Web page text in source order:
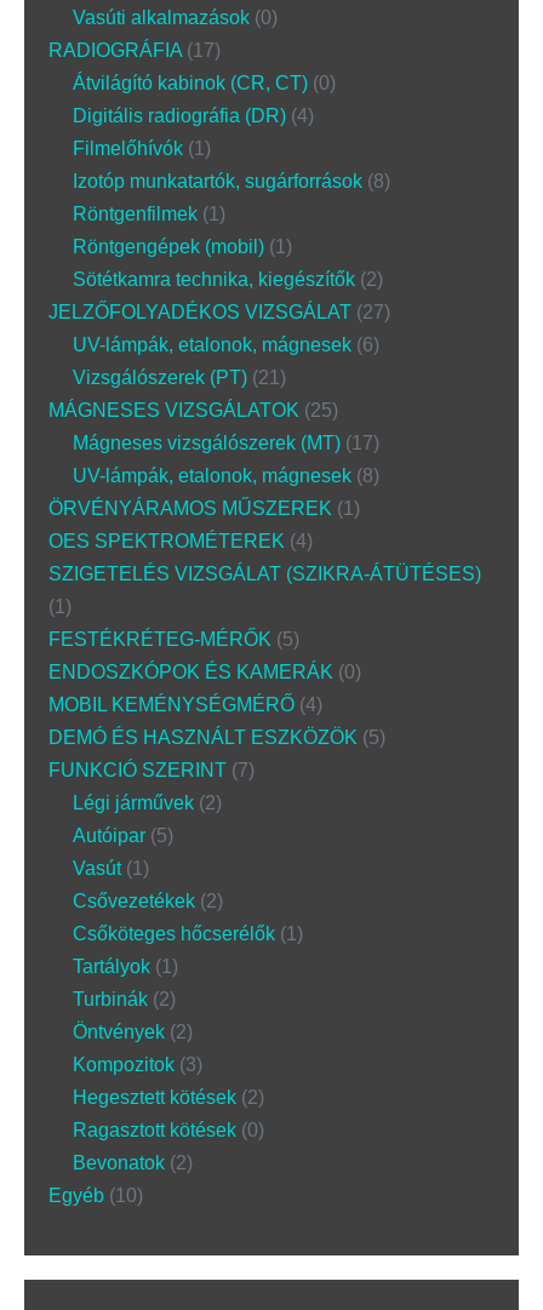
Vasúti alkalmazások 0
RADIOGRÁFIA 17
Átvilágító kabinok (CR, CT) 0
Digitális radiográfia (DR) 4
Filmelőhívók 1
Izotóp munkatartók, sugárforrások 8
Röntgenfilmek 1
Röntgengépek (mobil) 1
Sötétkamra technika, kiegészítők 2
JELZŐFOLYADÉKOS VIZSGÁLAT 27
UV-lámpák, etalonok, mágnesek 6
Vizsgálószerek (PT) 21
MÁGNESES VIZSGÁLATOK
25
Mágneses vizsgálószerek (MT) 17
UV-lámpák, etalonok, mágnesek 8
ÖRVÉNYÁRAMOS MŰSZEREK
1
OES SPEKTROMÉTEREK 4
SZIGETELÉS VIZSGÁLAT (SZIKRA-ÁTÜTÉSES)
1
FESTÉKRÉTEG-MÉRŐK
5
ENDOSZKÓPOK ÉS KAMERÁK
0
MOBIL KEMÉNYSÉGMÉRŐ 4
DEMÓ ÉS HASZNÁLT ESZKÖZÖK
5
FUNKCIÓ SZERINT 7
Légi járművek 2
Autóipar 5
Vasút 1
Csővezetékek 2
Csőköteges hőcserélők 1
Tartályok 1
Turbinák 2
Öntvények 2
Kompozitok 3
Hegesztett kötések 2
Ragasztott kötések 0
Bevonatok 2
Egyéb 10